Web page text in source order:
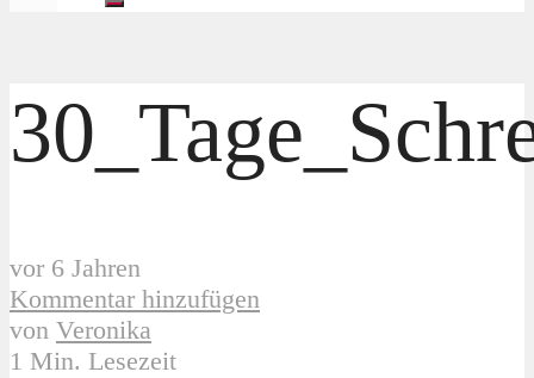
vor 6 Jahren
Kommentar hinzufügen
von Veronika
1 Min. Lesezeit